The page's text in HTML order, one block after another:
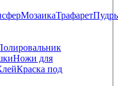
МозаикаТрафарет
Ножи для
Краска под